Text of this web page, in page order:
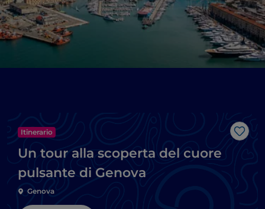
Like
Itinerario
Un tour alla scoperta del cuore
pulsante di Genova
Genova